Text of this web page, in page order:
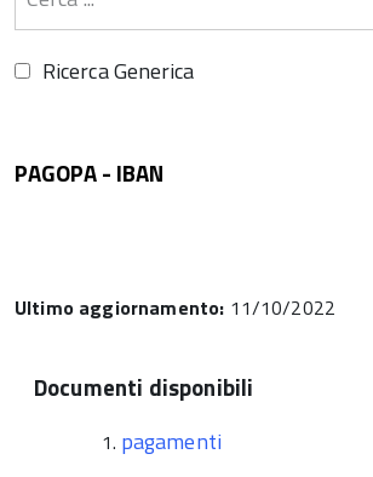
Ricerca Generica
PAGOPA - IBAN
Ultimo aggiornamento: 11/10/2022
Documenti disponibili
pagamenti